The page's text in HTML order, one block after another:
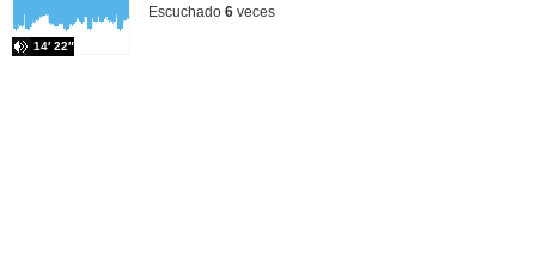
14′ 22″
Escuchado 6veces